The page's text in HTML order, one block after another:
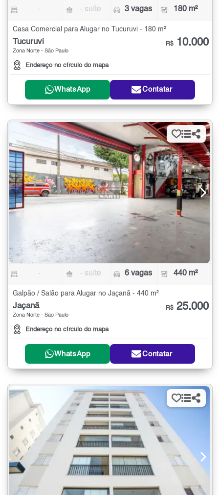
- - suíte 3 vagas 180 m²
Casa Comercial para Alugar no Tucuruvi - 180 m²
Tucuruvi
Zona Norte - São Paulo
Endereço no círculo do mapa
R$ 10.000
WhatsApp Contatar
- - suíte 6 vagas 440 m²
Galpão / Salão para Alugar no Jaçanã - 440 m²
Jaçanã
Zona Norte - São Paulo
Endereço no círculo do mapa
R$ 25.000
WhatsApp Contatar